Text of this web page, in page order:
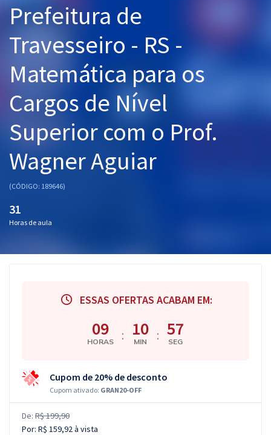
Cursos 20% OFF
Pós
Graduação
OAB
Questões grátis
Aprovados
Prefeitura de
Travesseiro - RS -
Matemática para os
Cargos de Nível
Superior com o Prof.
Wagner Aguiar
(CÓDIGO: 189646)
31
Horas de aula
ESSAS OFERTAS ACABAM EM:
09
HORAS : 10
MIN : 56
SEG
Cupom de 20% de desconto
Cupom ativado: GRAN20-OFF
De: R$ 199,90
Por: R$ 159,92à vista